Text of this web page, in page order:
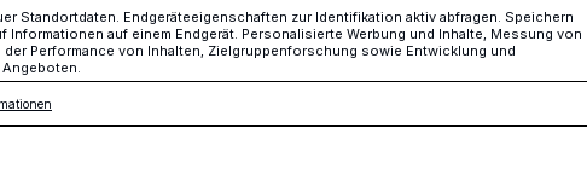
Profireitsports: Der Chio in
messen sich ab dem 14 Juli dieses
in Disziplinen wie Dressur,
oder Fahren.
Standortdaten. Endgeräteeigenschaften zur Identifikation aktiv abfragen. Speichern
Informationen auf einem Endgerät. Personalisierte Werbung und Inhalte, Messung von
Performance von Inhalten, Zielgruppenforschung sowie Entwicklung und